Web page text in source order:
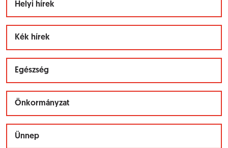
Helyi hírek
Kék hírek
Egészség
Önkormányzat
Ünnep